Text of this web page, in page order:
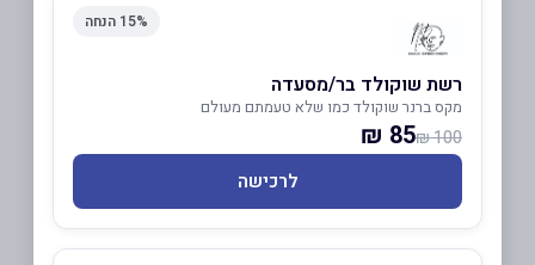
15% הנחה
רשת שוקולד בר/מסעדה
מקס ברנר שוקולד כמו שלא טעמתם מעולם
100 ₪
85 ₪
לרכישה